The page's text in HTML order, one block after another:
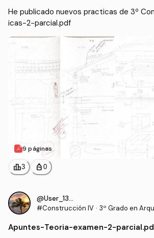
He publicado nuevos practicas de 3º
icas-2-parcial.pdf
9 páginas
leaderboard3 personal_bag 0
@User_130540
#Construcción IV · 3º Grado en
Apuntes-Teoria-examen-2-